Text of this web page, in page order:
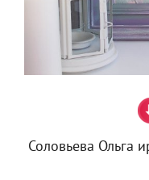
Соловьева Ольга